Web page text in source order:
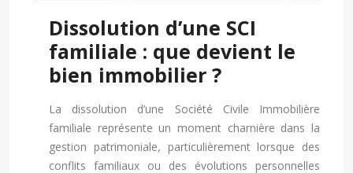
Dissolution d’une SCI
familiale : que devient le
bien immobilier ?
La dissolution d’une Société Civile Immobilière
familiale représente un moment charnière dans la
gestion patrimoniale, particulièrement lorsque des
conflits familiaux ou des évolutions personnelles